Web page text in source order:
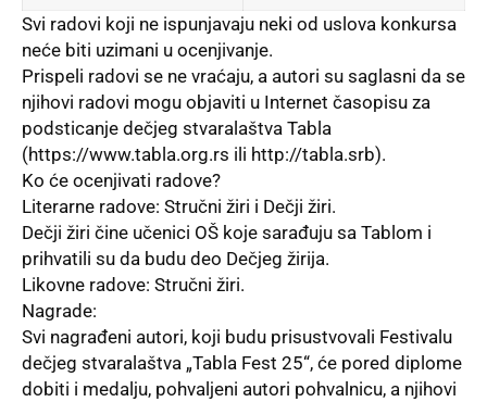
Svi radovi koji ne ispunjavaju neki od uslova konkursa
neće biti uzimani u ocenjivanje.
Prispeli radovi se ne vraćaju, a autori su saglasni da se
njihovi radovi mogu objaviti u Internet časopisu za
podsticanje dečjeg stvaralaštva Tabla
(https://www.tabla.org.rs ili http://tabla.srb).
Ko će ocenjivati radove?
Literarne radove: Stručni žiri i Dečji žiri.
Dečji žiri čine učenici OŠ koje sarađuju sa Tablom i
prihvatili su da budu deo Dečjeg žirija.
Likovne radove: Stručni žiri.
Nagrade:
Svi nagrađeni autori, koji budu prisustvovali Festivalu
dečjeg stvaralaštva „Tabla Fest 25“, će pored diplome
dobiti i medalјu, pohvalјeni autori pohvalnicu, a njihovi